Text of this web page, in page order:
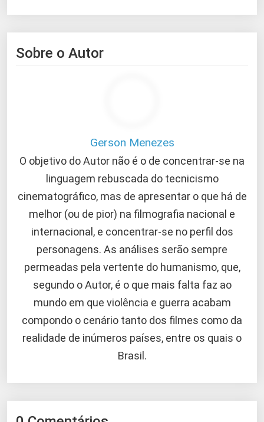
Sobre o Autor
Gerson Menezes
O objetivo do Autor não é o de concentrar-se na
linguagem rebuscada do tecnicismo
cinematográfico, mas de apresentar o que há de
melhor (ou de pior) na filmografia nacional e
internacional, e concentrar-se no perfil dos
personagens. As análises serão sempre
permeadas pela vertente do humanismo, que,
segundo o Autor, é o que mais falta faz ao
mundo em que violência e guerra acabam
compondo o cenário tanto dos filmes como da
realidade de inúmeros países, entre os quais o
Brasil.